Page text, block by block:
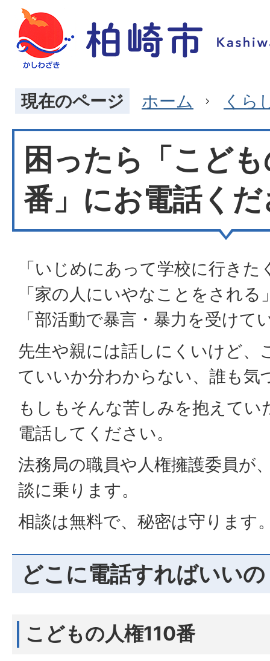
現在のページ ホーム くら
困ったら「こど
番」にお電話く
「いじめにあって学校に行きた
「家の人にいやなことをされる
「部活動で暴言・暴力を受けて
先生や親には話しにくいけど、
ていいか分わからない、誰も
もしもそんな苦しみを抱えてい
電話してください。
法務局の職員や人権擁護委員が
談に乗ります。
相談は無料で、秘密は守ります
どこに電話すればいい
こどもの人権110番